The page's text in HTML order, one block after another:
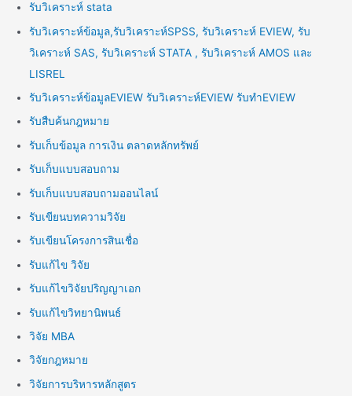
รับวิเคราะห์ stata
รับวิเคราะห์ข้อมูล,รับวิเคราะห์SPSS, รับวิเคราะห์ EVIEW, รับ
วิเคราะห์ SAS, รับวิเคราะห์ STATA , รับวิเคราะห์ AMOS และ
LISREL
รับวิเคราะห์ข้อมูลEVIEW รับวิเคราะห์EVIEW รับทำEVIEW
รับสืบค้นกฎหมาย
รับเก็บข้อมูล การเงิน ตลาดหลักทรัพย์
รับเก็บแบบสอบถาม
รับเก็บแบบสอบถามออนไลน์
รับเขียนบทความวิจัย
รับเขียนโครงการสินเชื่อ
รับแก้ไข วิจัย
รับแก้ไขวิจัยปริญญาเอก
รับแก้ไขวิทยานิพนธ์
วิจัย MBA
วิจัยกฎหมาย
วิจัยการบริหารหลักสูตร